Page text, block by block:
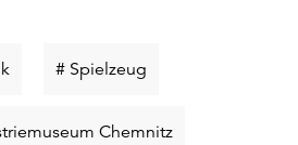
Schlüsselwort
# Spielzeug
ChemnitzSchlüsselwort